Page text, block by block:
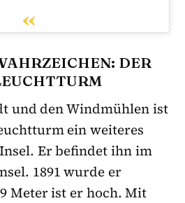
DER
und den Windmühlen ist
ein weiteres
Er befindet ihn im
1891 wurde er
Meter ist er hoch. Mit